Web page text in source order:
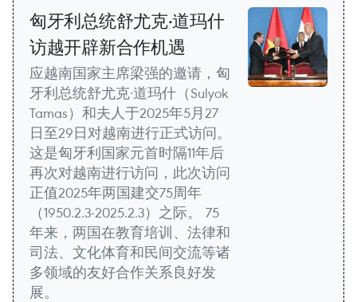
匈牙利总统舒尤克·道玛什
访越开辟新合作机遇
应越南国家主席梁强的邀请，匈
牙利总统舒尤克·道玛什（Sulyok
Tamas）和夫人于2025年5月27
日至29日对越南进行正式访问。
这是匈牙利国家元首时隔11年后
再次对越南进行访问，此次访问
正值2025年两国建交75周年
（1950.2.3-2025.2.3）之际。 75
年来，两国在教育培训、法律和
司法、文化体育和民间交流等诸
多领域的友好合作关系良好发
展。